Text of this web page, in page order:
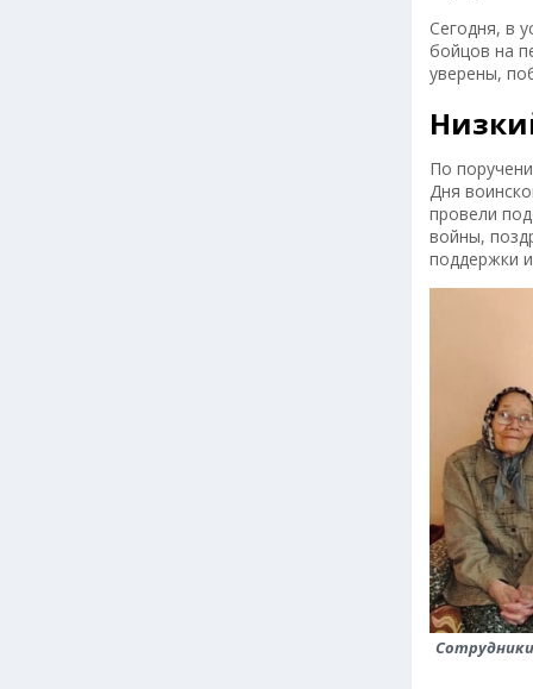
Сегодня, в
бойцов на
уверены,
По
Дня
провели
войны,
поддержки